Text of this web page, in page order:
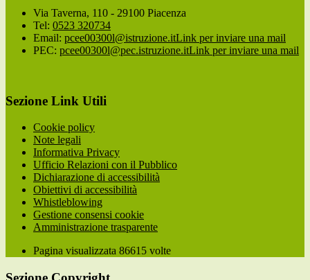
Via Taverna, 110 - 29100 Piacenza
Tel: 0523 320734
Email: pcee00300l@istruzione.itLink per inviare una mail
PEC: pcee00300l@pec.istruzione.itLink per inviare una mail
Sezione Link Utili
Cookie policy
Note legali
Informativa Privacy
Ufficio Relazioni con il Pubblico
Dichiarazione di accessibilità
Obiettivi di accessibilità
Whistleblowing
Gestione consensi cookie
Amministrazione trasparente
Pagina visualizzata 86615 volte